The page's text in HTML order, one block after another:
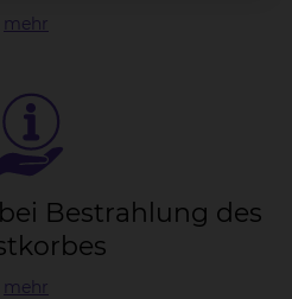
mehr
Be­strah­lung des
mehr